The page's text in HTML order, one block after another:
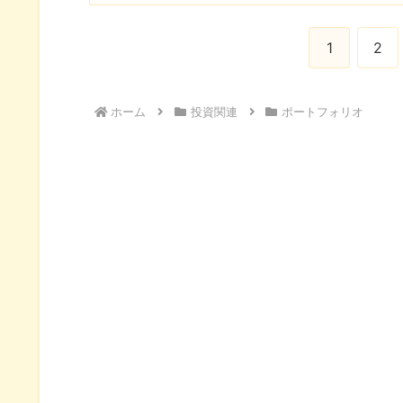
1 2
ホーム 投資関連 ポートフォリオ